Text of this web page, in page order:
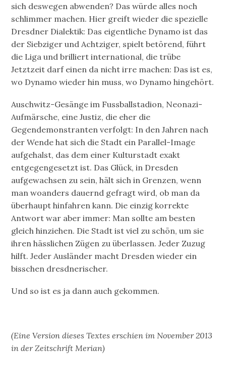
sich deswegen abwenden? Das würde alles noch
schlimmer machen. Hier greift wieder die spezielle
Dresdner Dialektik: Das eigentliche Dynamo ist das
der Siebziger und Achtziger, spielt betörend, führt
die Liga und brilliert international, die trübe
Jetztzeit darf einen da nicht irre machen: Das ist es,
wo Dynamo wieder hin muss, wo Dynamo hingehört.
Auschwitz-Gesänge im Fussballstadion, Neonazi-
Aufmärsche, eine Justiz, die eher die
Gegendemonstranten verfolgt: In den Jahren nach
der Wende hat sich die Stadt ein Parallel-Image
aufgehalst, das dem einer Kulturstadt exakt
entgegengesetzt ist. Das Glück, in Dresden
aufgewachsen zu sein, hält sich in Grenzen, wenn
man woanders dauernd gefragt wird, ob man da
überhaupt hinfahren kann. Die einzig korrekte
Antwort war aber immer: Man sollte am besten
gleich hinziehen. Die Stadt ist viel zu schön, um sie
ihren hässlichen Zügen zu überlassen. Jeder Zuzug
hilft. Jeder Ausländer macht Dresden wieder ein
bisschen dresdnerischer.
Und so ist es ja dann auch gekommen.
(Eine Version dieses Textes erschien im November 2013
in der Zeitschrift Merian)